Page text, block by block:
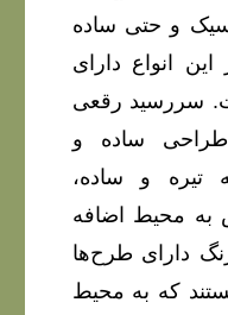
و حتی ساده
انواع دارای
سررسید رقعی
طراحی ساده و
تیره و ساده،
به محیط اضافه
دارای طرح‌ها
که به محیط